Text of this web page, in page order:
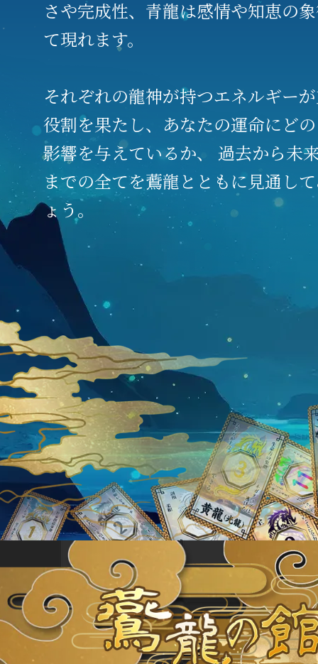
さや完成性、青龍は感情や知恵の
て現れます。
それぞれの龍神が持つエネルギー
役割を果たし、 あなたの運命にど
影響を与えているか、
過去から未
までの全てを鷰龍とともに見通し
ょう。